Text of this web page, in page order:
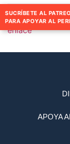
Compartir:
enlace
APOYA
SUCRÍBETE AL
PARA APOYAR AL